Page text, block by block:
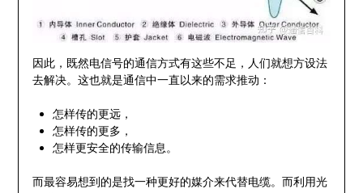
因此，既然电信号的通信方式有这些不足，人们就想方设法
去解决。这也就是通信中一直以来的需求推动：
怎样传的更远，
怎样传的更多，
怎样更安全的传输信息。
而最容易想到的是找一种更好的媒介来代替电缆。而利用光